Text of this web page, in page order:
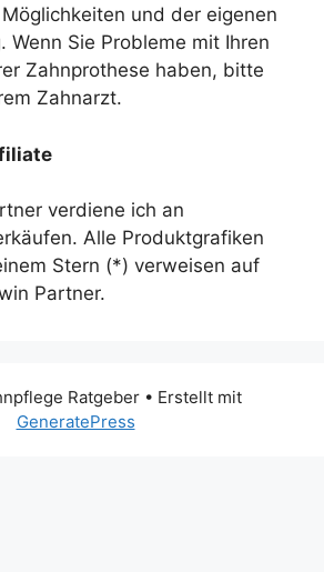
und der eigenen
Wenn Sie Probleme mit Ihren
Zahnprothese haben, bitte
Zahnarzt.
verdiene ich an
Alle Produktgrafiken
Stern (*) verweisen auf
Partner.
Ratgeber• Erstellt mit
GeneratePress